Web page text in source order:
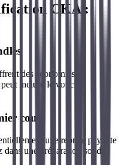
CKA :
des économies
peut inclure le voucher
coup
une reprise payante
une préparation solide :